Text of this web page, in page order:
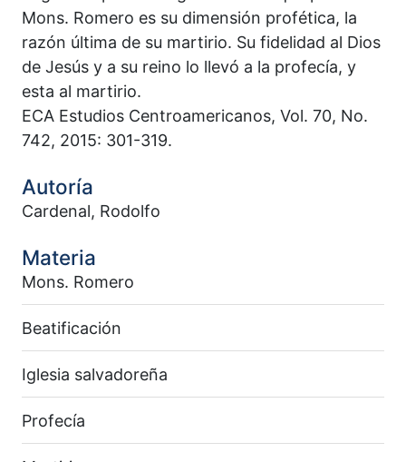
Mons. Romero es su dimensión profética, la
razón última de su martirio. Su fidelidad al Dios
de Jesús y a su reino lo llevó a la profecía, y
esta al martirio.
ECA Estudios Centroamericanos, Vol. 70, No.
742, 2015: 301-319.
Autoría
Cardenal, Rodolfo
Materia
Mons. Romero
Beatificación
Iglesia salvadoreña
Profecía